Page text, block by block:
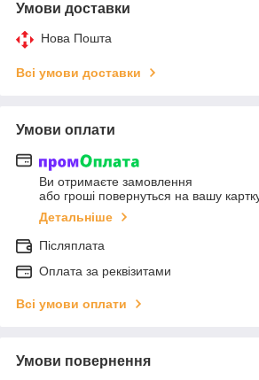
Умови доставки
Нова Пошта
Всі умови доставки
Умови оплати
Ви отримаєте замовлення
або гроші повернуться на вашу
Детальніше
Післяплата
Оплата за реквізитами
Всі умови оплати
Умови повернення